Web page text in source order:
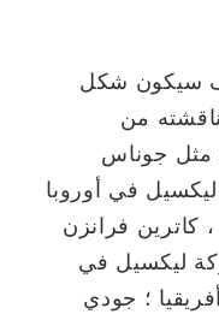
سيكون شكل
من
مثل جوناس
ليكسيل في أوروبا
كاترين فرانزن
ليكسيل في
؛ جودي